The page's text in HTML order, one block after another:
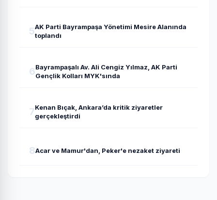
5AK Parti Bayrampaşa Yönetimi Mesire Alanında
toplandı
6Bayrampaşalı Av. Ali Cengiz Yılmaz, AK Parti
Gençlik Kolları MYK'sında
7Kenan Bıçak, Ankara’da kritik ziyaretler
gerçekleştirdi
8Acar ve Mamur'dan, Peker'e nezaket ziyareti